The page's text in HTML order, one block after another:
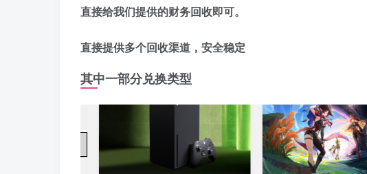
直接给我们提供的财务回收即可。
直接提供多个回收渠道，安全稳定
其中一部分兑换类型